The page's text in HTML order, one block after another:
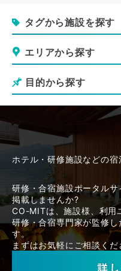
タグから施設を探す
エリアから探す
目的から探す
ホテル・研修施設などの宿
研修・合宿施設ポータルサ
掲載しませんか?
CO-MITは、施設様、利用
研修・合宿専門家が監修
す。
まずはお気軽にご相談くだ